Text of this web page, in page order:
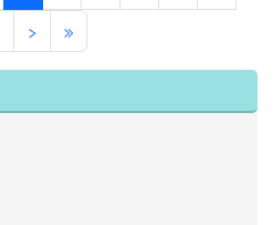
›下一頁
»最後頁